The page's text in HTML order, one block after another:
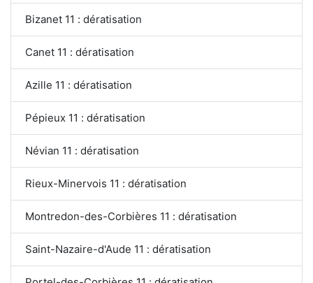
Bizanet 11 : dératisation
Canet 11 : dératisation
Azille 11 : dératisation
Pépieux 11 : dératisation
Névian 11 : dératisation
Rieux-Minervois 11 : dératisation
Montredon-des-Corbières 11 : dératisation
Saint-Nazaire-d'Aude 11 : dératisation